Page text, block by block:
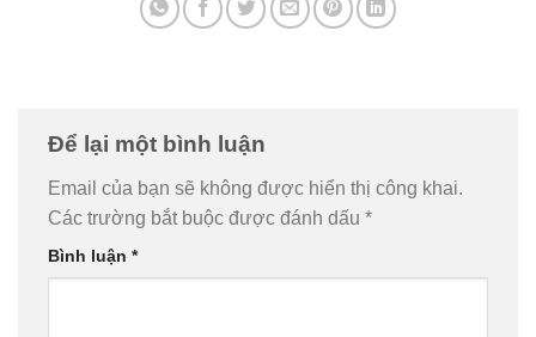
Để lại một bình luận
Email của bạn sẽ không được hiển thị công khai.
Các trường bắt buộc được đánh dấu *
Bình luận *